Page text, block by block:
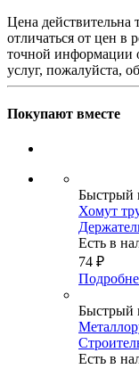
Цена действительна
отличаться от цен в
точной информации
услуг, пожалуйста,
Покупают вместе
Быстрый
Хомут
Есть в
74 ₽
Быстрый
Есть в